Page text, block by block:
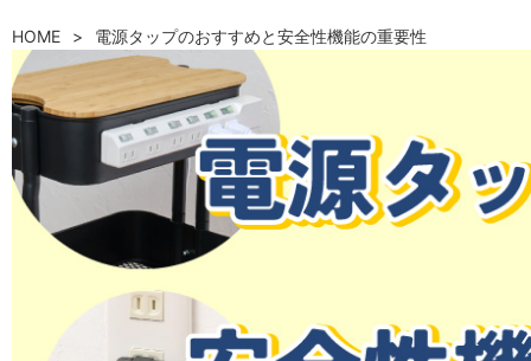
HOME 電源タップのおすすめと安全性機能の重要性